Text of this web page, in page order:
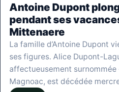
Antoine Dupont
pendant ses
Mittenaere
La famille d’Antoine Dupont
ses figures. Alice Dupont-
affectueusement surnommée
Magnoac, est décédée